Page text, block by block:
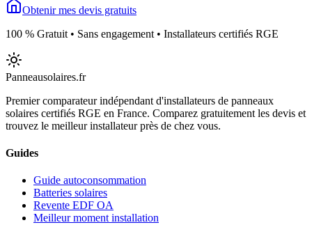
Obtenir mes devis gratuits
100 % Gratuit • Sans engagement • Installateurs certifiés RGE
Panneausolaires.fr
Premier comparateur indépendant d'installateurs de panneaux
solaires certifiés RGE en France. Comparez gratuitement les devis et
trouvez le meilleur installateur près de chez vous.
Guides
Guide autoconsommation
Batteries solaires
Revente EDF OA
Meilleur moment installation